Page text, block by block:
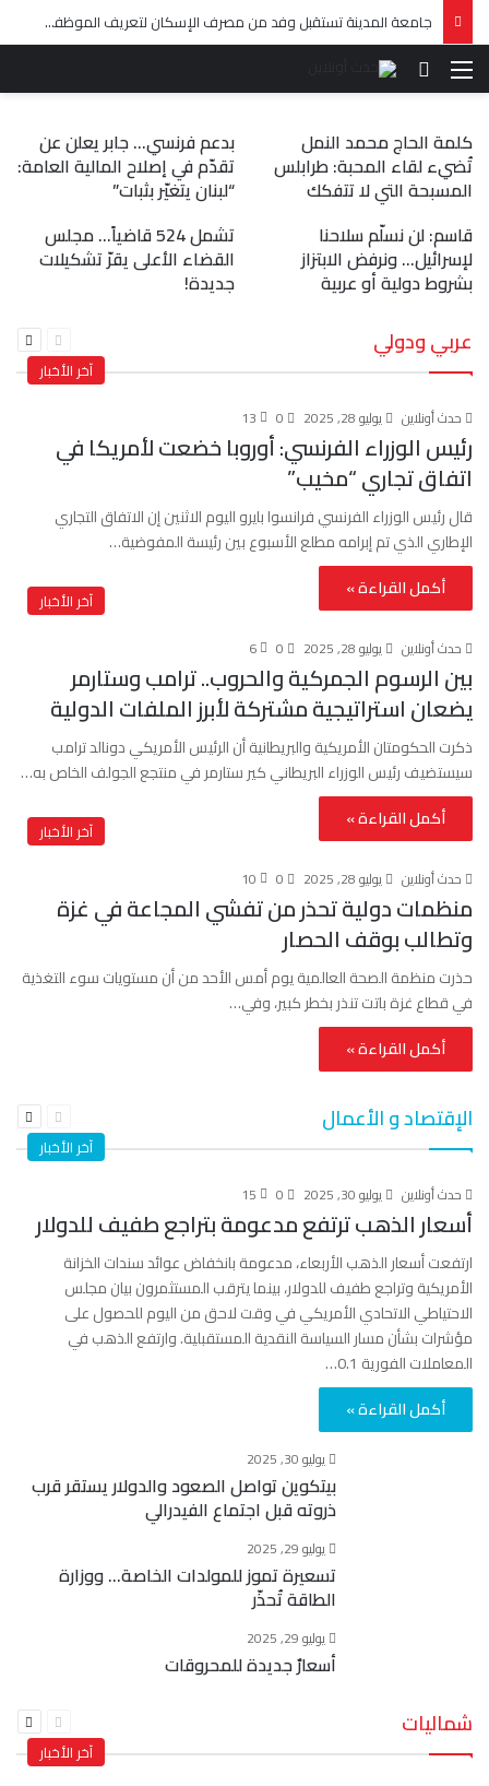
جامعة المدينة تستقبل وفد من مصرف الإسكان لتعريف الموظفين ببرامج القروض
القائمة بحث عن
الشيخ بهاء رفيق الحريري يزور دارة
سامر كبارة في طرابلس
كلمة الحاج محمد النمل
تُضيء لقاء المحبة: طرابلس
المسبحة التي لا تتفكك
بدعم فرنسي… جابر يعلن عن
تقدّم في إصلاح المالية العامة:
“لبنان يتغيّر بثبات”
قاسم: لن نسلّم سلاحنا
لإسرائيل… ونرفض الابتزاز
بشروط دولية أو عربية
تشمل 524 قاضياً… مجلس
القضاء الأعلى يقرّ تشكيلات
جديدة!
عربي ودولي
الصفحة
آخر الأخبار
حدث أونلاين يوليو 28, 2025 0
13
رئيس الوزراء الفرنسي: أوروبا خضعت لأمريكا في
اتفاق تجاري “مخيب”
قال رئيس الوزراء الفرنسي فرانسوا بايرو اليوم الاثنين إن الاتفاق التجاري
الإطاري الذي تم إبرامه مطلع الأسبوع بين رئيسة المفوضية…
أكمل القراءة »
آخر الأخبار
حدث أونلاين يوليو 28, 2025 0
6
بين الرسوم الجمركية والحروب.. ترامب وستارمر
يضعان استراتيجية مشتركة لأبرز الملفات الدولية
ذكرت الحكومتان الأمريكية والبريطانية أن الرئيس الأمريكي دونالد ترامب
سيستضيف رئيس الوزراء البريطاني كير ستارمر في منتجع الجولف الخاص به…
أكمل القراءة »
آخر الأخبار
حدث أونلاين يوليو 28, 2025 0
10
منظمات دولية تحذر من تفشي المجاعة في غزة
وتطالب بوقف الحصار
حذرت منظمة الصحة العالمية يوم أمس الأحد من أن مستويات سوء التغذية
في قطاع غزة باتت تنذر بخطر كبير، وفي…
أكمل القراءة »
الإقتصاد و الأعمال
الصفحة
آخر الأخبار
حدث أونلاين يوليو 30, 2025 0
15
أسعار الذهب ترتفع مدعومة بتراجع طفيف للدولار
ارتفعت أسعار الذهب الأربعاء، مدعومة بانخفاض عوائد سندات الخزانة
الأمريكية وتراجع طفيف للدولار، بينما يترقب المستثمرون بيان مجلس
الاحتياطي الاتحادي الأمريكي في وقت لاحق من اليوم للحصول على
مؤشرات بشأن مسار السياسة النقدية المستقبلية. وارتفع الذهب في
المعاملات الفورية 0.1…
أكمل القراءة »
يوليو 30, 2025
بيتكوين تواصل الصعود والدولار يستقر قرب
ذروته قبل اجتماع الفيدرالي
يوليو 29, 2025
تسعيرة تموز للمولدات الخاصة… ووزارة
الطاقة تُحذّر
يوليو 29, 2025
أسعارٌ جديدة للمحروقات
شماليات
الصفحة
آخر الأخبار